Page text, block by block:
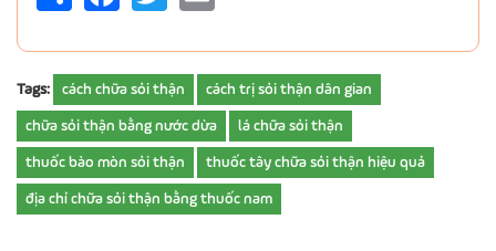
Tags: cách chữa sỏi thận cách trị sỏi thận dân gian
chữa sỏi thận bằng nước dừa lá chữa sỏi thận
thuốc bào mòn sỏi thận thuốc tây chữa sỏi thận hiệu quả
địa chỉ chữa sỏi thận bằng thuốc nam